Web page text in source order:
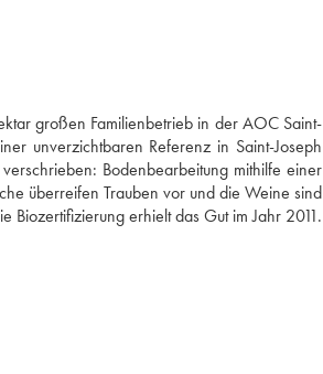
großen Familienbetrieb in der AOC Saint-
unverzichtbaren Referenz in Saint-Joseph
Bodenbearbeitung mithilfe einer
überreifen Trauben vor und die Weine sind
erhielt das Gut im Jahr 2011.